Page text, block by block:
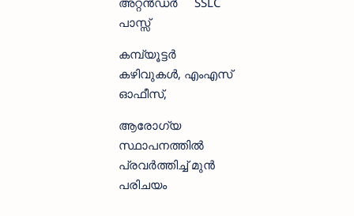
പാസ്സ്
കമ്പ്യൂട്ടർ
കഴിവുകൾ, എംഎസ്
ഓഫീസ്,
ആരോഗ്യ
സ്ഥാപനത്തിൽ
പ്രവർത്തിച്ച് മുൻ
പരിചയം